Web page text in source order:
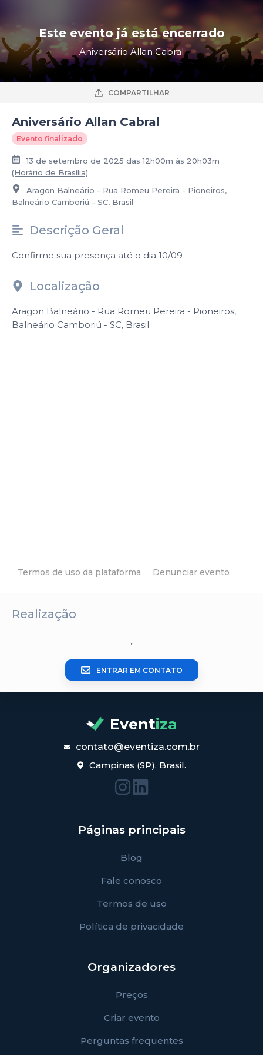
Este evento já está encerrado
Aniversário Allan Cabral
COMPARTILHAR
Aniversário Allan Cabral
Evento finalizado
13 de setembro de 2025 das 12h00m às 20h03m
(Horário de Brasília)
Aragon Balneário - Rua Romeu Pereira - Pioneiros,
Balneário Camboriú - SC, Brasil
Descrição Geral
Confirme sua presença até o dia 10/09
Localização
Aragon Balneário - Rua Romeu Pereira - Pioneiros,
Balneário Camboriú - SC, Brasil
Termos de uso da plataforma Denunciar evento
Realização
.
ENTRAR EM CONTATO
Eventiza
contato@eventiza.com.br
Campinas (SP), Brasil.
Páginas principais
Blog
Fale conosco
Termos de uso
Política de privacidade
Organizadores
Preços
Criar evento
Perguntas frequentes